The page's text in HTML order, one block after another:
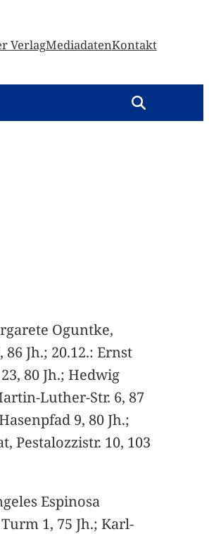
VerlagMediadatenKontakt
Oguntke,
Jh.; 20.12.: Ernst
80 Jh.; Hedwig
Luther-Str. 6, 87
9, 80 Jh.;
Pestalozzistr. 10, 103
Espinosa
1, 75 Jh.; Karl-